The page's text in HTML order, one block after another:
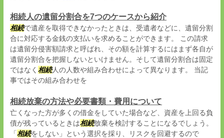
相続人の遺留分割合を7つのケースから紹介
相続で遺産を取得できなかったときは、受遺者などに、遺留分割
合に対応する金銭の支払いを求めることができます。 この請求
は遺留分侵害額請求と呼ばれ、その額を計算するにはまず各自が
遺留分割合を把握しないといけません。そして遺留分割合は固定
ではなく 相続人の人数や組み合わせによって異なります。 当記
事ではその組み合わせを
相続放棄の方法や必要書類・費用について
亡くなった方が多くの借金をしていた場合など、資産を上回る負
債が残っているときは相続放棄を検討することになるでしょう。
「 相続をしない」という選択を採り、リスクを回避するので